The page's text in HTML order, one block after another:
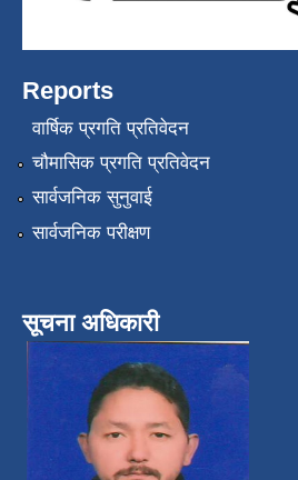
Reports
वार्षिक प्रगति प्रतिवेदन
चौमासिक प्रगति प्रतिवेदन
सार्वजनिक सुनुवाई
सार्वजनिक परीक्षण
सूचना अधिकारी